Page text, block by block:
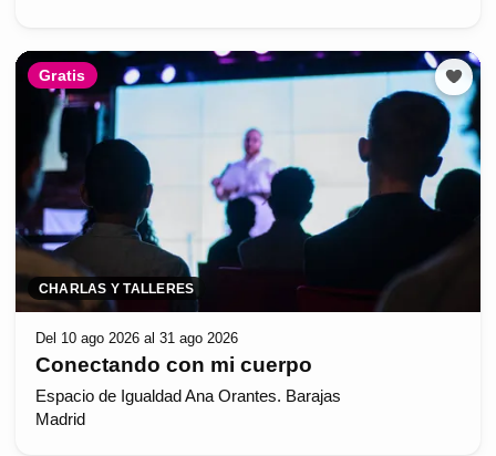
Gratis
CHARLAS Y TALLERES
Del 10 ago 2026 al 31 ago 2026
Conectando con mi cuerpo
Espacio de Igualdad Ana Orantes. Barajas
Madrid